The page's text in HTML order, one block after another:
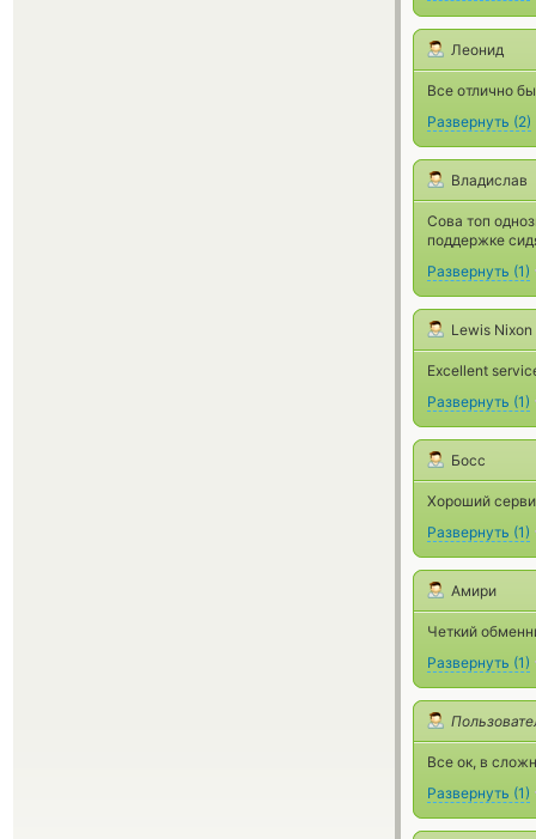
Леонид
Все отлично
Развернуть (2)
Владислав
Сова топ
поддержке
Развернуть (1)
Lewis Nixon
Excellent
Развернуть (1)
Босс
Хороший
Развернуть (1)
Амири
Четкий
Развернуть (1)
Все ок, в
Развернуть (1)